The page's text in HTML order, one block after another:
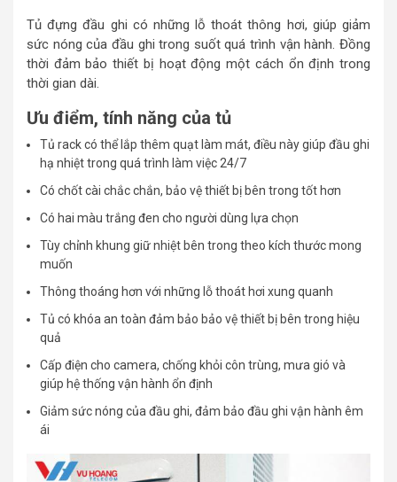
Tủ đựng đầu ghi có những lỗ thoát thông hơi, giúp giảm
sức nóng của đầu ghi trong suốt quá trình vận hành. Đồng
thời đảm bảo thiết bị hoạt động một cách ổn định trong
thời gian dài.
Ưu điểm, tính năng của tủ
Tủ rack có thể lắp thêm quạt làm mát, điều này giúp đầu ghi
hạ nhiệt trong quá trình làm việc 24/7
Có chốt cài chắc chắn, bảo vệ thiết bị bên trong tốt hơn
Có hai màu trắng đen cho người dùng lựa chọn
Tùy chỉnh khung giữ nhiệt bên trong theo kích thước mong
muốn
Thông thoáng hơn với những lỗ thoát hơi xung quanh
Tủ có khóa an toàn đảm bảo bảo vệ thiết bị bên trong hiệu
quả
Cấp điện cho camera, chống khỏi côn trùng, mưa gió và
giúp hệ thống vận hành ổn định
Giảm sức nóng của đầu ghi, đảm bảo đầu ghi vận hành êm
ái